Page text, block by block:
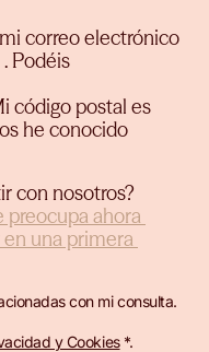
correo electrónico
. Podéis
código postal es
he conocido
con nosotros?
con mi consulta.
y Cookies*.